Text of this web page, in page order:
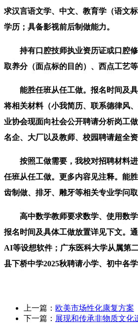
求汉言语文学、中文、教育学（语文
学历；具备影视前后制做能力。
持有口腔技师执业资历证或口腔修
取养分（面点标的目的）、西点工艺
能胜任班从任工做。报名时间及具
将相关材料（小我简历、联系德律风
业协会现面向社会公开聘请分析岗工
名企、大厂以及教师、校园聘请超全
按照工做需要，我校对招聘材料进
任班从任工做。更多内容见注释。能
齿制做、排牙、雕牙等相关专业学问
高中数学教师要求数学、使用数学
报名时间及具体工做放置详见下文。
AI等设想软件；广东医科大学从属第
县下桥中学2025秋聘请小学、初中各
上一篇： 欧美市场性化康复方案
下一篇： 展现和传承非物质文化